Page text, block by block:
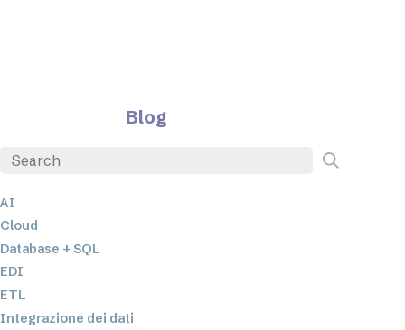
Blog
AI
Cloud
Database + SQL
EDI
ETL
Integrazione dei dati